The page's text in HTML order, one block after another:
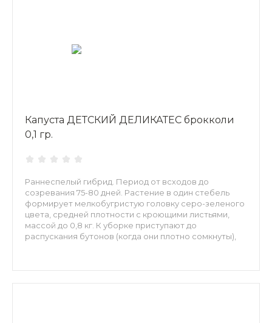
Капуста ДЕТСКИЙ ДЕЛИКАТЕС брокколи
0,1 гр.
Раннеспелый гибрид. Период от всходов до
созревания 75-80 дней. Растение в один стебель
формирует мелкобугристую головку серо-зеленого
цвета, средней плотности с кроющими листьями,
массой до 0,8 кг. К уборке приступают до
распускания бутонов (когда они плотно сомкнуты),